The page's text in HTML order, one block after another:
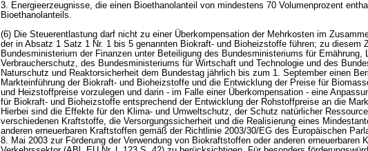
3. Energieerzeugnisse, die einen Bioethanolanteil von mindestens 70 Volumenprozent
Bioethanolanteils.
(6) Die Steuerentlastung darf nicht zu einer Überkompensation der Mehrkosten im
der in Absatz 1 Satz 1 Nr. 1 bis 5 genannten Biokraft- und Bioheizstoffe führen; zu diesem
Bundesministerium der Finanzen unter Beteiligung des Bundesministeriums für Ernährung,
Verbraucherschutz, des Bundesministeriums für Wirtschaft und Technologie und des
Naturschutz und Reaktorsicherheit dem Bundestag jährlich bis zum 1. September einen
Markteinführung der Biokraft- und Bioheizstoffe und die Entwicklung der Preise für
und Heizstoffpreise vorzulegen und darin - im Falle einer Überkompensation - eine
für Biokraft- und Bioheizstoffe entsprechend der Entwicklung der Rohstoffpreise an die
Hierbei sind die Effekte für den Klima- und Umweltschutz, der Schutz natürlicher
verschiedenen Kraftstoffe, die Versorgungssicherheit und die Realisierung eines
anderen erneuerbaren Kraftstoffen gemäß der Richtlinie 2003/30/EG des Europäischen
8. Mai 2003 zur Förderung der Verwendung von Biokraftstoffen oder anderen erneuerbaren